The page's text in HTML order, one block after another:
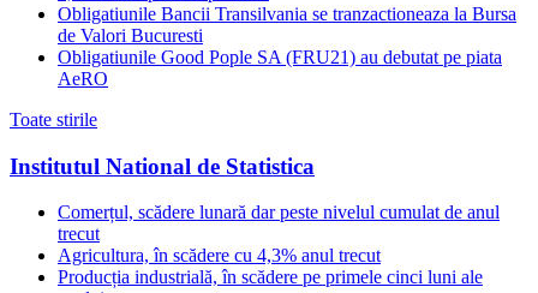
Obligatiunile Bancii Transilvania se tranzactioneaza la Bursa
de Valori Bucuresti
Obligatiunile Good Pople SA (FRU21) au debutat pe piata
AeRO
Toate stirile
Institutul National de Statistica
Comerțul, scădere lunară dar peste nivelul cumulat de anul
trecut
Agricultura, în scădere cu 4,3% anul trecut
Producția industrială, în scădere pe primele cinci luni ale